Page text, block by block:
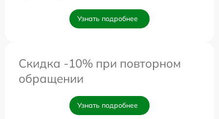
Узнать подробнее
Скидка -10% при повторном
обращении
Узнать подробнее